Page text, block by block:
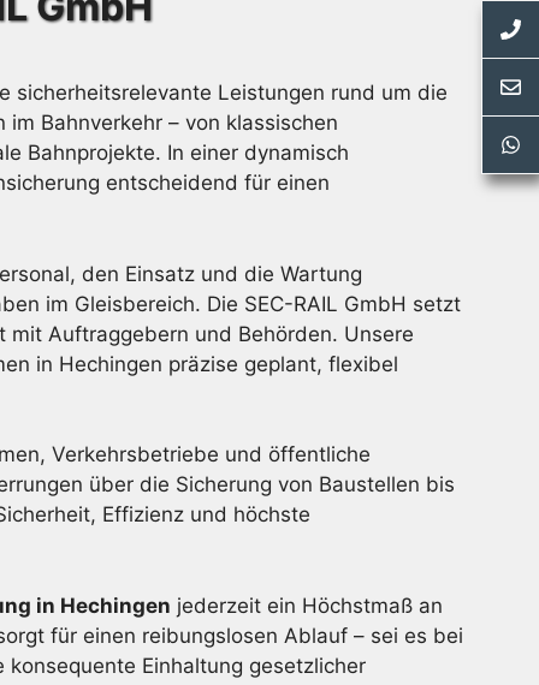
sicherheitsrelevante Leistungen rund um die
Bahnverkehr – von klassischen
Bahnprojekte. In einer dynamisch
entscheidend für einen
den Einsatz und die Wartung
im Gleisbereich. Die SEC-RAIL GmbH setzt
Auftraggebern und Behörden. Unsere
in Hechingen präzise geplant, flexibel
Verkehrsbetriebe und öffentliche
über die Sicherung von Baustellen bis
Effizienz und höchste
in Hechingen jederzeit ein Höchstmaß an
für einen reibungslosen Ablauf – sei es bei
Einhaltung gesetzlicher